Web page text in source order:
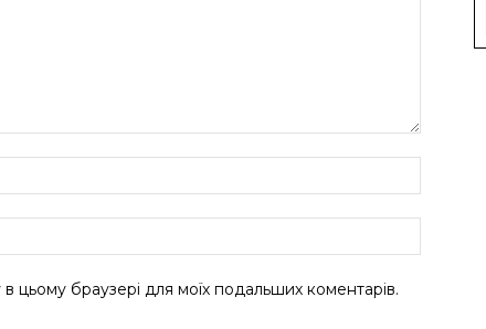
цьому браузері для моїх подальших коментарів.